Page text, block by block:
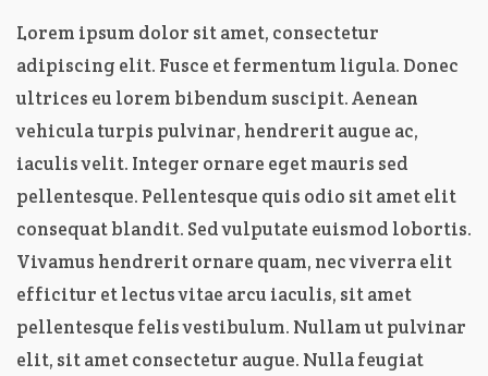
Lorem ipsum dolor sit amet, consectetur
adipiscing elit. Fusce et fermentum ligula. Donec
ultrices eu lorem bibendum suscipit. Aenean
vehicula turpis pulvinar, hendrerit augue ac,
iaculis velit. Integer ornare eget mauris sed
pellentesque. Pellentesque quis odio sit amet elit
consequat blandit. Sed vulputate euismod lobortis.
Vivamus hendrerit ornare quam, nec viverra elit
efficitur et lectus vitae arcu iaculis, sit amet
pellentesque felis vestibulum. Nullam ut pulvinar
elit, sit amet consectetur augue. Nulla feugiat